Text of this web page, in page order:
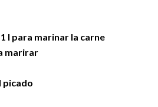
l para marinar la carne
marirar
picado